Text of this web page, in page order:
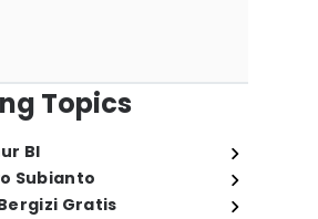
Topics
BI
Subianto
Gratis